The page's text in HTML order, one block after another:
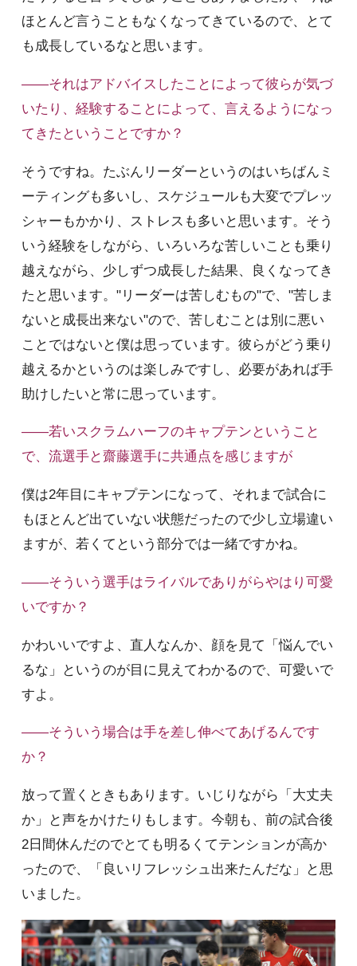
ほとんど言うこともなくなってきているので、とて
も成長しているなと思います。
――それはアドバイスしたことによって彼らが気づ
いたり、経験することによって、言えるようになっ
てきたということですか？
そうですね。たぶんリーダーというのはいちばんミ
ーティングも多いし、スケジュールも大変でプレッ
シャーもかかり、ストレスも多いと思います。そう
いう経験をしながら、いろいろな苦しいことも乗り
越えながら、少しずつ成長した結果、良くなってき
たと思います。"リーダーは苦しむもの"で、"苦しま
ないと成長出来ない"ので、苦しむことは別に悪い
ことではないと僕は思っています。彼らがどう乗り
越えるかというのは楽しみですし、必要があれば手
助けしたいと常に思っています。
――若いスクラムハーフのキャプテンということ
で、流選手と齋藤選手に共通点を感じますが
僕は2年目にキャプテンになって、それまで試合に
もほとんど出ていない状態だったので少し立場違い
ますが、若くてという部分では一緒ですかね。
――そういう選手はライバルでありがらやはり可愛
いですか？
かわいいですよ、直人なんか、顔を見て「悩んでい
るな」というのが目に見えてわかるので、可愛いで
すよ。
――そういう場合は手を差し伸べてあげるんです
か？
放って置くときもあります。いじりながら「大丈夫
か」と声をかけたりもします。今朝も、前の試合後
2日間休んだのでとても明るくてテンションが高か
ったので、「良いリフレッシュ出来たんだな」と思
いました。